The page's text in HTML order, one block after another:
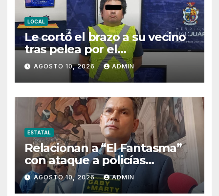
LOCAL
Le cortó el brazo a su vecino
tras pelea por el
estacionamiento
AGOSTO 10, 2026 ADMIN
ESTATAL
Relacionan a “El Fantasma”
con ataque a policías
estatales en Aldama del 4 de
agosto
AGOSTO 10, 2026 ADMIN